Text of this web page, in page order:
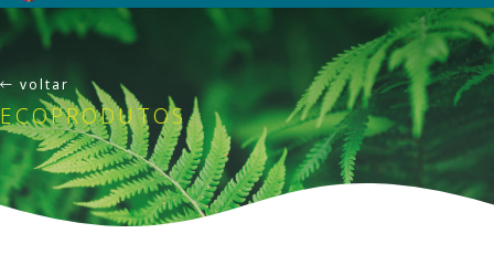
voltar
ECOPRODUTOS